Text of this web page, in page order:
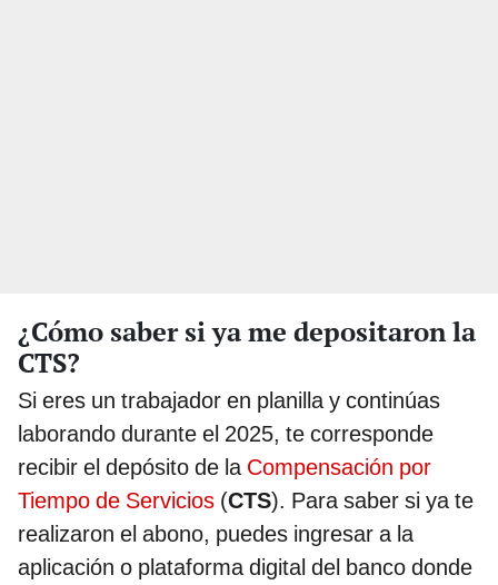
¿Cómo saber si ya me depositaron la
CTS?
Si eres un trabajador en planilla y continúas
laborando durante el 2025, te corresponde
recibir el depósito de la Compensación por
Tiempo de Servicios (CTS). Para saber si ya te
realizaron el abono, puedes ingresar a la
aplicación o plataforma digital del banco donde